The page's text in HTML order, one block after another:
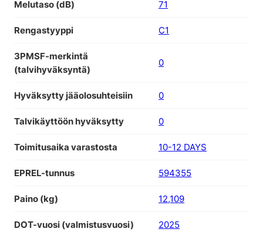
Melutaso (dB) 71
Rengastyyppi C1
3PMSF-merkintä
(talvihyväksyntä)
0
Hyväksytty jääolosuhteisiin 0
Talvikäyttöön hyväksytty 0
Toimitusaika varastosta 10-12 DAYS
EPREL-tunnus 594355
Paino (kg) 12,109
DOT-vuosi (valmistusvuosi) 2025